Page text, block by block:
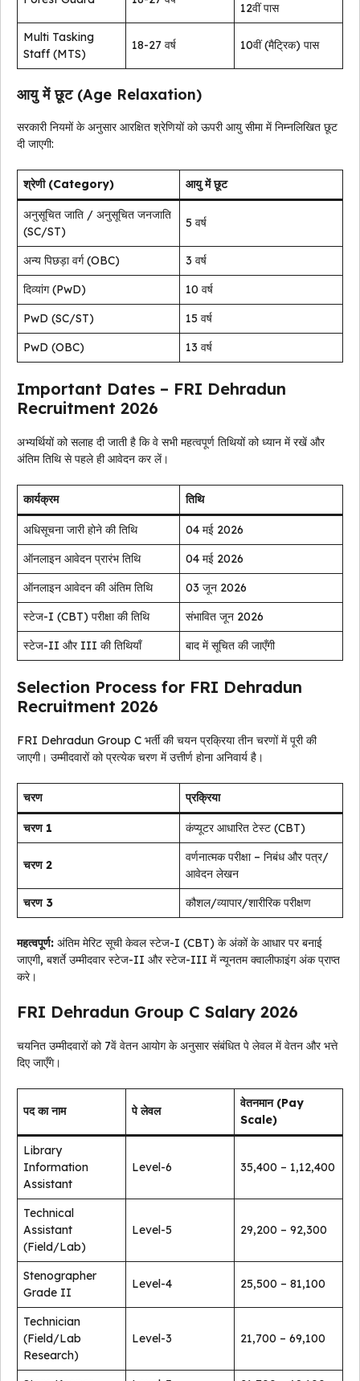
12वीं पास
Multi Tasking
Staff (MTS)
18-27 वर्ष 10वीं (मैट्रिक) पास
आयु में छूट (Age Relaxation)
सरकारी नियमों के अनुसार आरक्षित श्रेणियों को ऊपरी आयु सीमा में निम्नलिखित छूट
दी जाएगी:
श्रेणी (Category) आयु में छूट
अनुसूचित जाति / अनुसूचित जनजाति
(SC/ST)
5 वर्ष
अन्य पिछड़ा वर्ग (OBC)
3 वर्ष
दिव्यांग (PwD)
10 वर्ष
PwD (SC/ST)
15 वर्ष
PwD (OBC)
13 वर्ष
Important Dates – FRI Dehradun
Recruitment 2026
अभ्यर्थियों को सलाह दी जाती है कि वे सभी महत्वपूर्ण तिथियों को ध्यान में रखें और
अंतिम तिथि से पहले ही आवेदन कर लें।
कार्यक्रम तिथि
अधिसूचना जारी होने की तिथि
04 मई 2026
ऑनलाइन आवेदन प्रारंभ तिथि
04 मई 2026
ऑनलाइन आवेदन की अंतिम तिथि
03 जून 2026
स्टेज-I (CBT) परीक्षा की तिथि
संभावित जून 2026
स्टेज-II और III की तिथियाँ
बाद में सूचित की जाएँगी
Selection Process for FRI Dehradun
Recruitment 2026
FRI Dehradun Group C भर्ती की चयन प्रक्रिया तीन चरणों में पूरी की
जाएगी। उम्मीदवारों को प्रत्येक चरण में उत्तीर्ण होना अनिवार्य है।
चरण प्रक्रिया
चरण 1 कंप्यूटर आधारित टेस्ट (CBT)
चरण 2
वर्णनात्मक परीक्षा – निबंध और पत्र/
आवेदन लेखन
चरण 3
कौशल/व्यापार/शारीरिक परीक्षण
महत्वपूर्ण: अंतिम मेरिट सूची केवल स्टेज-I (CBT) के अंकों के आधार पर बनाई
जाएगी, बशर्ते उम्मीदवार स्टेज-II और स्टेज-III में न्यूनतम क्वालीफाइंग अंक प्राप्त
करे।
FRI Dehradun Group C Salary 2026
चयनित उम्मीदवारों को 7वें वेतन आयोग के अनुसार संबंधित पे लेवल में वेतन और भत्ते
दिए जाएँगे।
पद का नाम पे लेवल
वेतनमान (Pay
Scale)
Library
Information
Assistant
Level-6 ₹35,400 – ₹1,12,400
Technical
Assistant
(Field/Lab)
Level-5 ₹29,200 – ₹92,300
Stenographer
Grade II
Level-4 ₹25,500 – ₹81,100
Technician
(Field/Lab
Research)
Level-3 ₹21,700 – ₹69,100